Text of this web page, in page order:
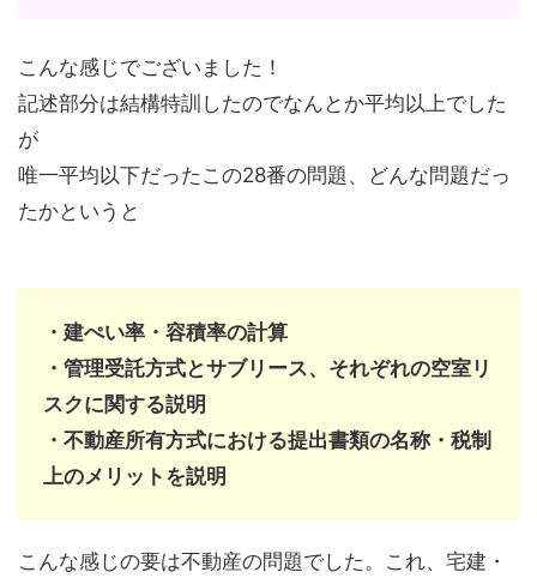
こんな感じでございました！
記述部分は結構特訓したのでなんとか平均以上でした
が
唯一平均以下だったこの28番の問題、どんな問題だっ
たかというと
・建ぺい率・容積率の計算
・管理受託方式とサブリース、それぞれの空室リ
スクに関する説明
・不動産所有方式における提出書類の名称・税制
上のメリットを説明
こんな感じの要は不動産の問題でした。これ、宅建・